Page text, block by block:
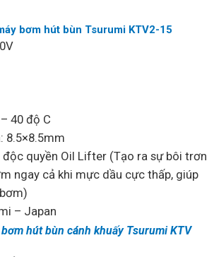
bơm hút bùn Tsurumi KTV2-15
40 độ C
8.5×8.5mm
độc quyền Oil Lifter (Tạo ra sự bôi trơn
ngay cả khi mực dầu cực thấp, giúp
– Japan
hút bùn cánh khuấy Tsurumi KTV